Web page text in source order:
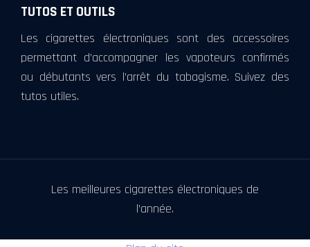
TUTOS ET OUTILS
Les cigarettes électroniques sont des accessoires
permettant d’accompagner les vapoteurs confirmés
ou débutants vers l’arrêt du tabagisme. Suivez des
tutos utiles.
Les meilleures cigarettes électroniques de
l’année.